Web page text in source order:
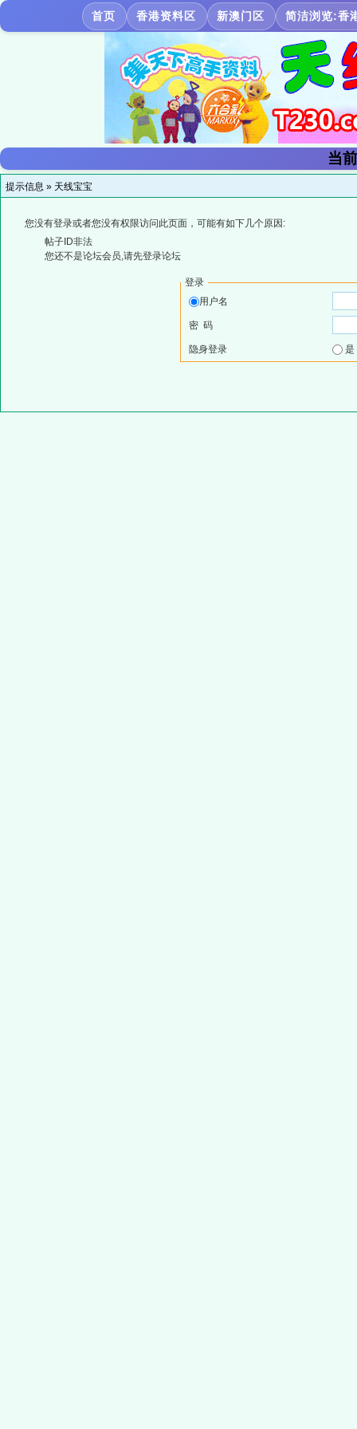
首页 香港资料区 新澳门区 简洁浏览:香
当
提示信息 » 天线宝宝
您没有登录或者您没有权限访问此页面，可能有如下几个原因:
帖子ID非法
您还不是论坛会员,请先登录论坛
登录
用户名
密 码
隐身登录